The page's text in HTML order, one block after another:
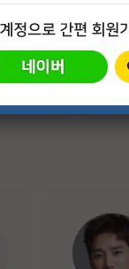
#슈퍼히어로 #외계인